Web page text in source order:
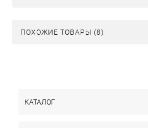
ПОХОЖИЕ ТОВАРЫ (8)
КАТАЛОГ